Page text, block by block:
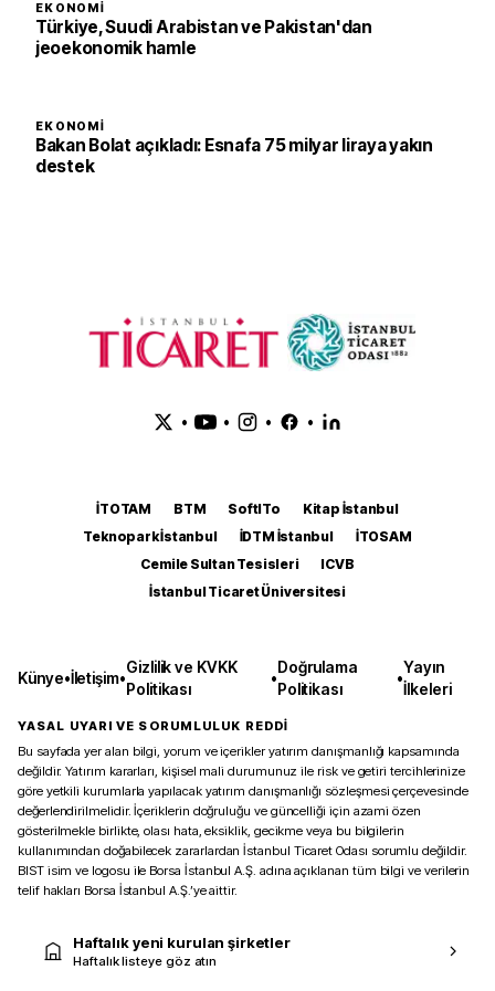
EKONOMI
Türkiye, Suudi Arabistan ve Pakistan'dan
jeoekonomik hamle
EKONOMI
Bakan Bolat açıkladı: Esnafa 75 milyar liraya yakın
destek
• • • •
İTOTAM BTM SoftITo
Kitap İstanbul
Teknopark İstanbul
İDTM İstanbul
İTOSAM
Cemile Sultan Tesisleri
ICVB
İstanbul Ticaret Üniversitesi
Künye•İletişim•
Gizlilik ve KVKK
Politikası
•
Doğrulama
Politikası
•
Yayın
İlkeleri
YASAL UYARI VE SORUMLULUK REDDİ
Bu sayfada yer alan bilgi, yorum ve içerikler yatırım danışmanlığı kapsamında
değildir. Yatırım kararları, kişisel mali durumunuz ile risk ve getiri tercihlerinize
göre yetkili kurumlarla yapılacak yatırım danışmanlığı sözleşmesi çerçevesinde
değerlendirilmelidir. İçeriklerin doğruluğu ve güncelliği için azami özen
gösterilmekle birlikte, olası hata, eksiklik, gecikme veya bu bilgilerin
kullanımından doğabilecek zararlardan İstanbul Ticaret Odası sorumlu değildir.
BIST isim ve logosu ile Borsa İstanbul A.Ş. adına açıklanan tüm bilgi ve verilerin
telif hakları Borsa İstanbul A.Ş.’ye aittir.
Haftalık yeni kurulan şirketler
Haftalık listeye göz atın